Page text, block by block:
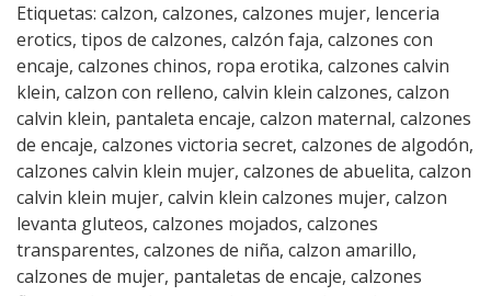
Etiquetas: calzon, calzones, calzones mujer, lenceria
erotics, tipos de calzones, calzón faja, calzones con
encaje, calzones chinos, ropa erotika, calzones calvin
klein, calzon con relleno, calvin klein calzones, calzon
calvin klein, pantaleta encaje, calzon maternal, calzones
de encaje, calzones victoria secret, calzones de algodón,
calzones calvin klein mujer, calzones de abuelita, calzon
calvin klein mujer, calvin klein calzones mujer, calzon
levanta gluteos, calzones mojados, calzones
transparentes, calzones de niña, calzon amarillo,
calzones de mujer, pantaletas de encaje, calzones